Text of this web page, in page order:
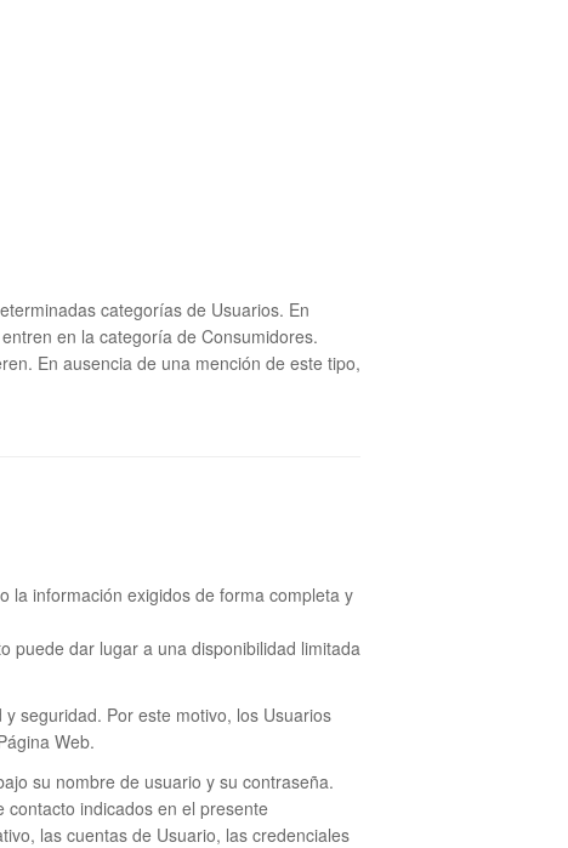
categorías de Usuarios. En
en la categoría de Consumidores.
En ausencia de una mención de este tipo,
la información exigidos de forma completa y
puede dar lugar a una disponibilidad limitada
seguridad. Por este motivo, los Usuarios
Web.
su nombre de usuario y su contraseña.
indicados en el presente
las cuentas de Usuario, las credenciales